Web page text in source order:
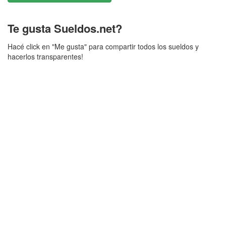
Te gusta Sueldos.net?
Hacé click en "Me gusta" para compartir todos los sueldos y
hacerlos transparentes!